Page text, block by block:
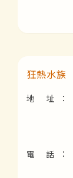
狂熱水族
地 址：
電 話：